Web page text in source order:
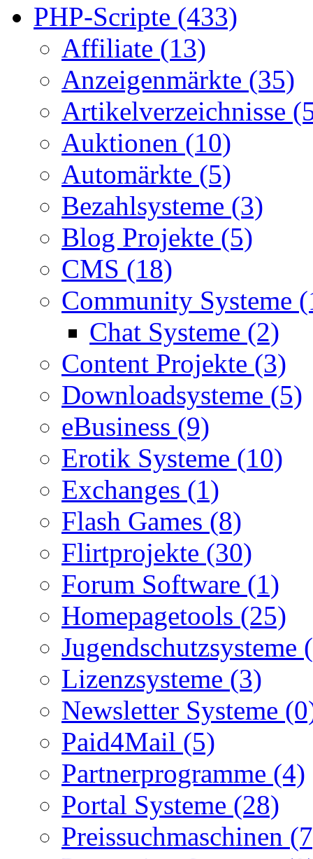
PHP-Scripte (433)
Affiliate (13)
Anzeigenmärkte (35)
Artikelverzeichnisse
Auktionen (10)
Automärkte (5)
Bezahlsysteme (3)
Blog Projekte (5)
CMS (18)
Community Systeme
Chat Systeme (2)
Content Projekte (3)
Downloadsysteme (5)
eBusiness (9)
Erotik Systeme (10)
Exchanges (1)
Flash Games (8)
Flirtprojekte (30)
Forum Software (1)
Homepagetools (25)
Jugendschutzsysteme
Lizenzsysteme (3)
Newsletter Systeme
Paid4Mail (5)
Partnerprogramme (4)
Portal Systeme (28)
Preissuchmaschinen